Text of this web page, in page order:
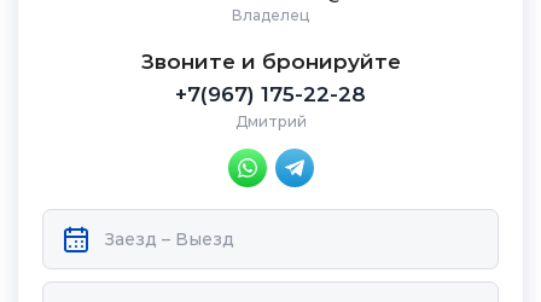
Владелец
Звоните и бронируйте
+7(967) 175-22-28
Дмитрий